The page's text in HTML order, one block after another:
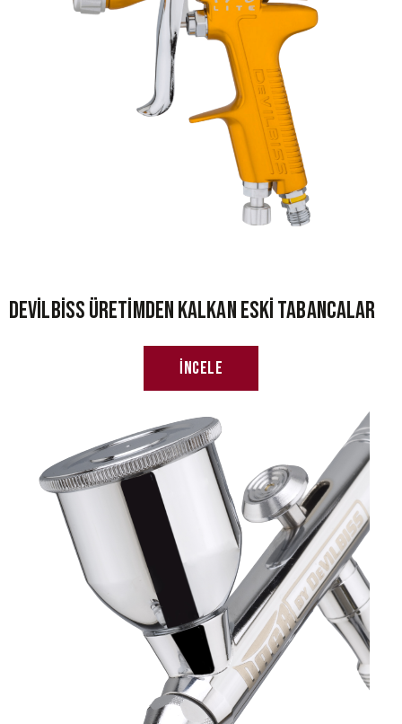
Devilbiss Üretimden Kalkan Eski Tabancalar
İncele